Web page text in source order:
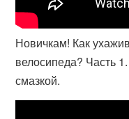
Новичкам! Как
велосипеда? Часть
смазкой.